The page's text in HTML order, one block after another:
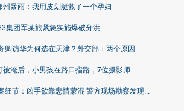
州暴雨：我用皮划艇救了一个孕妇
集团军某旅紧急实施爆破分洪
卿访华为何选在天津？外交部：两个原因
被淹后，小男孩在路口指路，7位摄影师...
细节：凶手欲靠悲情蒙混 警方现场勘察发现...